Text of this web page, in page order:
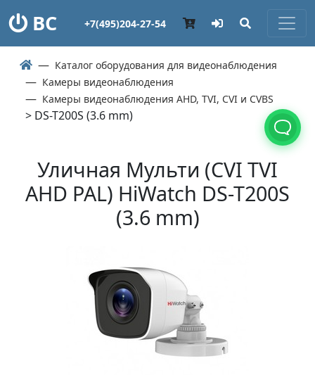
ВС +7(495)204-27-54
Каталог оборудования для видеонаблюдения
Камеры видеонаблюдения
Камеры видеонаблюдения AHD, TVI, CVI и CVBS
> DS-T200S (3.6 mm)
Уличная Мульти (СVI TVI
AHD PAL) HiWatch DS-T200S
(3.6 mm)